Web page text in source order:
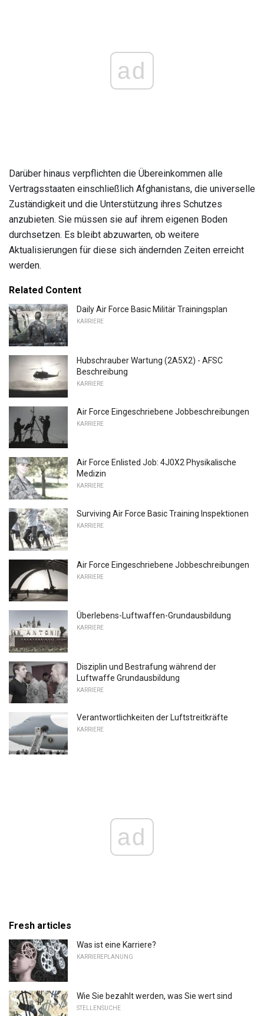
ad
Darüber hinaus verpflichten die Übereinkommen alle
Vertragsstaaten einschließlich Afghanistans, die universelle
Zuständigkeit und die Unterstützung ihres Schutzes
anzubieten. Sie müssen sie auf ihrem eigenen Boden
durchsetzen. Es bleibt abzuwarten, ob weitere
Aktualisierungen für diese sich ändernden Zeiten erreicht
werden.
Related Content
Daily Air Force Basic Militär Trainingsplan
KARRIERE
Hubschrauber Wartung (2A5X2) - AFSC
Beschreibung
KARRIERE
Air Force Eingeschriebene Jobbeschreibungen
KARRIERE
Air Force Enlisted Job: 4J0X2 Physikalische
Medizin
KARRIERE
Surviving Air Force Basic Training Inspektionen
KARRIERE
Air Force Eingeschriebene Jobbeschreibungen
KARRIERE
Überlebens-Luftwaffen-Grundausbildung
KARRIERE
Disziplin und Bestrafung während der
Luftwaffe Grundausbildung
KARRIERE
Verantwortlichkeiten der Luftstreitkräfte
KARRIERE
ad
Fresh articles
Was ist eine Karriere?
KARRIEREPLANUNG
Wie Sie bezahlt werden, was Sie wert sind
STELLENSUCHE